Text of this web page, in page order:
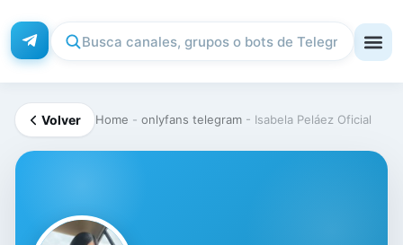
Volver Home - onlyfans telegram - Isabela Peláez Oficial